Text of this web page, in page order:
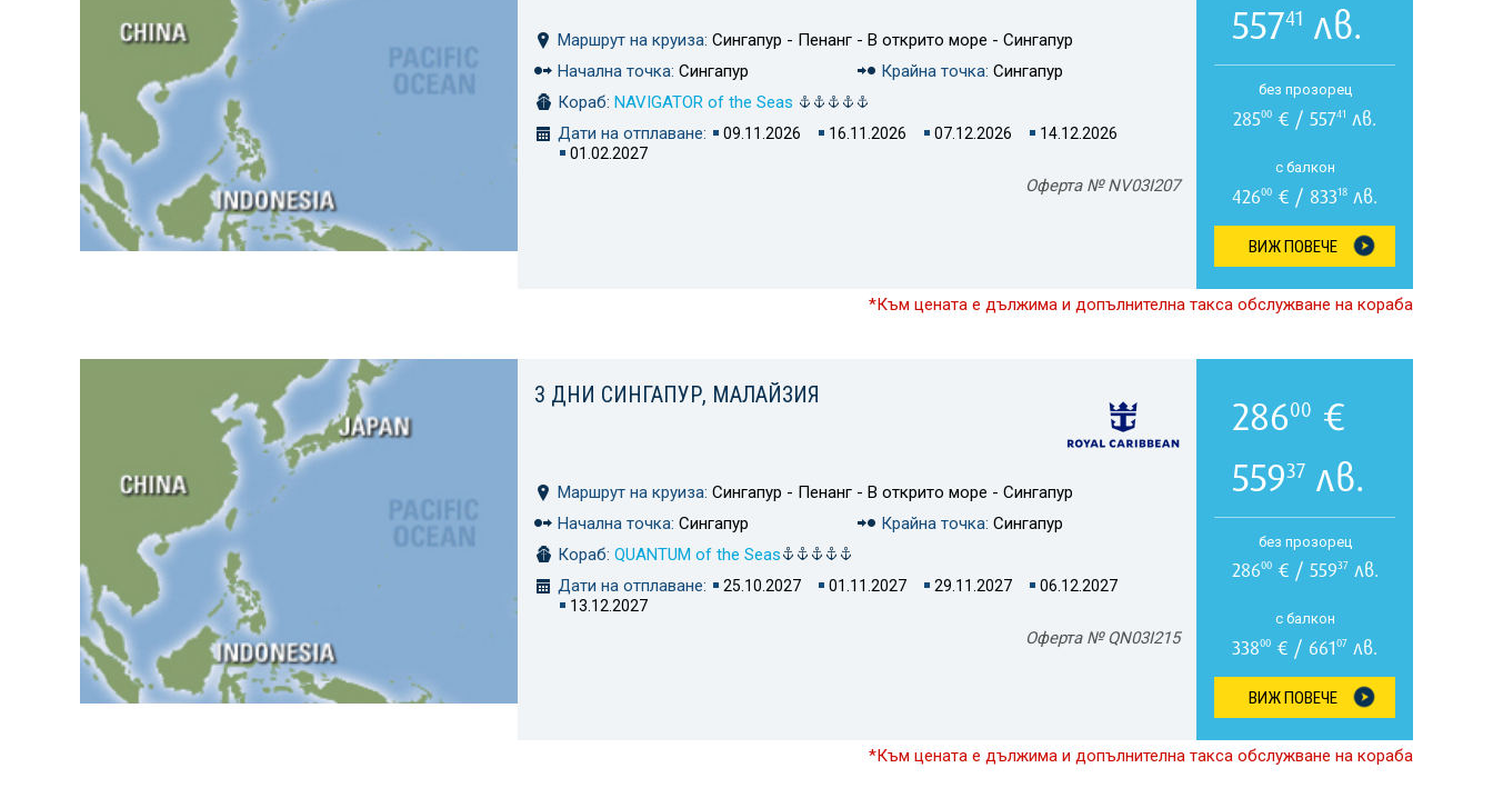
Маршрут на круиза: Сингапур - Пенанг - В открито море - Сингапур
Начална точка: Сингапур Крайна точка: Сингапур
Кораб: NAVIGATOR of the Seas
Дати на отплаване:
09.11.2026 16.11.2026 07.12.2026
14.12.2026
01.02.2027
Оферта № NV03I207
55741 лв.
без прозорец
28500 € / 55741 лв.
с балкон
42600 € / 83318 лв.
ВИЖ ПОВЕЧЕ
*Към цената е дължима и допълнителна такса обслужване на кораба
3 ДНИ СИНГАПУР, МАЛАЙЗИЯ
Маршрут на круиза: Сингапур - Пенанг - В открито море - Сингапур
Начална точка: Сингапур Крайна точка: Сингапур
Кораб: QUANTUM of the Seas
Дати на отплаване:
25.10.2027 01.11.2027 29.11.2027
06.12.2027
13.12.2027
Оферта № QN03I215
28600 €
55937 лв.
без прозорец
28600€ / 55937лв.
с балкон
33800 € / 66107 лв.
ВИЖ ПОВЕЧЕ
*Към цената е дължима и допълнителна такса обслужване на кораба